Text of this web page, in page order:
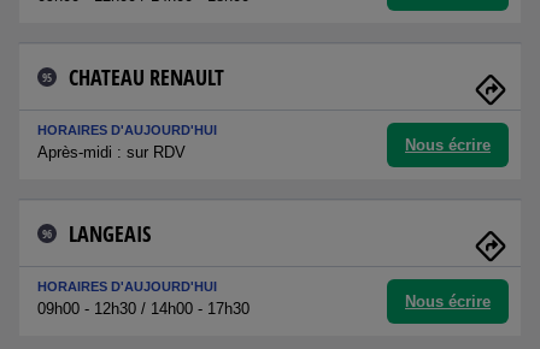
95 CHATEAU RENAULT
HORAIRES D'AUJOURD'HUI
Après-midi : sur RDV Nous écrire
96 LANGEAIS
HORAIRES D'AUJOURD'HUI
09h00 - 12h30 / 14h00 - 17h30 Nous écrire